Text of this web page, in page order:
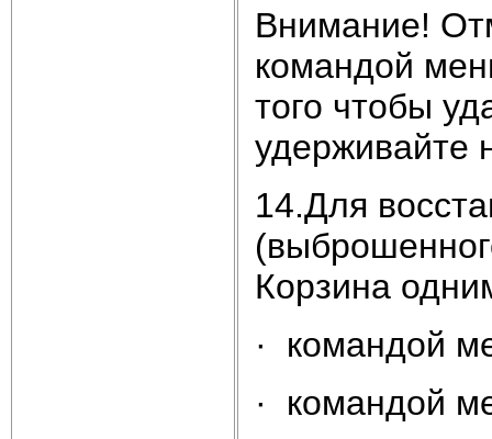
Внимание!
командой
того чтобы
удерживайте
14.Для
Корзина
· командой
· командой